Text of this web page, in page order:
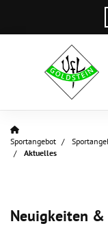
Sportangebot
Aktuelles
Neuigkeiten